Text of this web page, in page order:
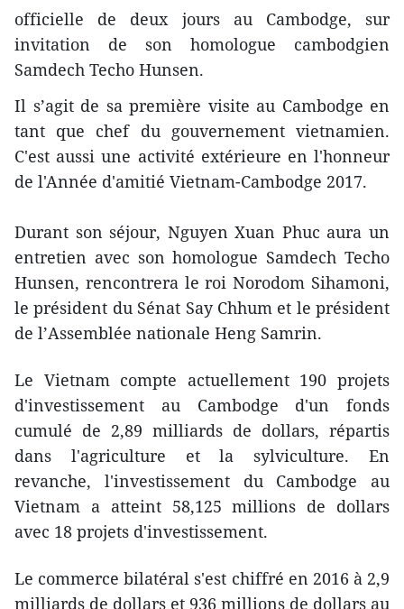
officielle de deux jours au Cambodge, sur
invitation de son homologue cambodgien
Samdech Techo Hunsen.
Il s’agit de sa première visite au Cambodge en
tant que chef du gouvernement vietnamien.
C'est aussi une activité extérieure en l'honneur
de l'Année d'amitié Vietnam-Cambodge 2017.
Durant son séjour, Nguyen Xuan Phuc aura un
entretien avec son homologue Samdech Techo
Hunsen, rencontrera le roi Norodom Sihamoni,
le président du Sénat Say Chhum et le président
de l’Assemblée nationale Heng Samrin.
Le Vietnam compte actuellement 190 projets
d'investissement au Cambodge d'un fonds
cumulé de 2,89 milliards de dollars, répartis
dans l'agriculture et la sylviculture. En
revanche, l'investissement du Cambodge au
Vietnam a atteint 58,125 millions de dollars
avec 18 projets d'investissement.
Le commerce bilatéral s'est chiffré en 2016 à 2,9
milliards de dollars et 936 millions de dollars au